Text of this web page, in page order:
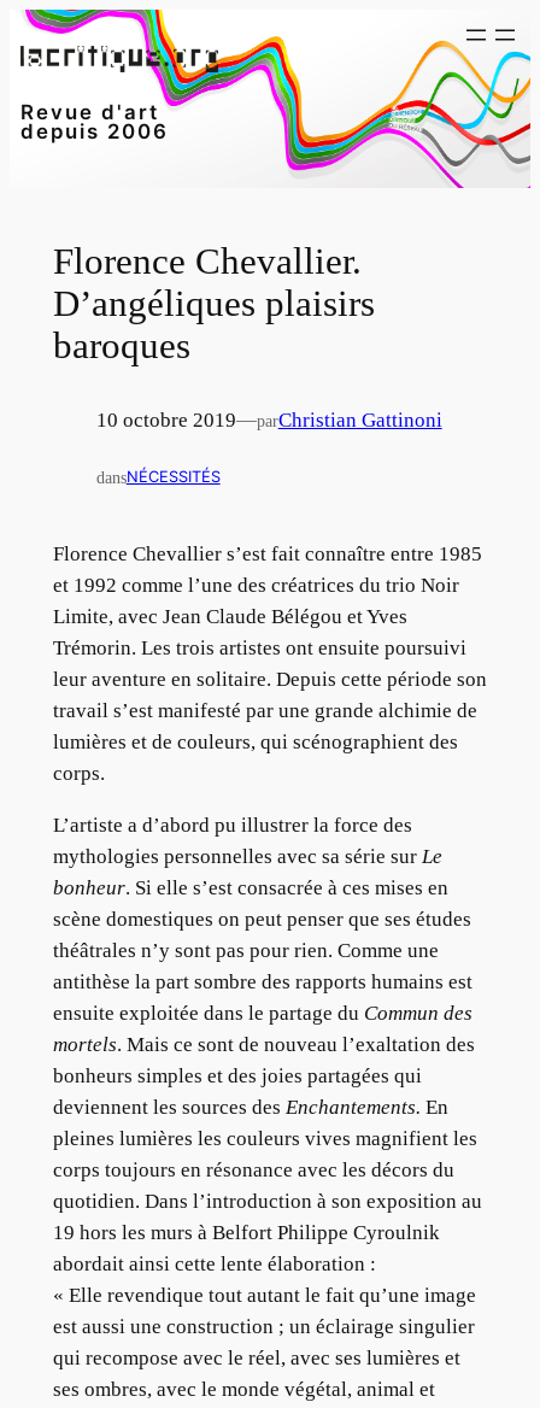
Aller
au
Revue d'art
depuis 2006
Florence Chevallier.
D’angéliques plaisirs
baroques
10 octobre 2019—parChristian Gattinoni
dansNÉCESSITÉS
Florence Chevallier s’est fait connaître entre 1985
et 1992 comme l’une des créatrices du trio Noir
Limite, avec Jean Claude Bélégou et Yves
Trémorin. Les trois artistes ont ensuite poursuivi
leur aventure en solitaire. Depuis cette période son
travail s’est manifesté par une grande alchimie de
lumières et de couleurs, qui scénographient des
corps.
L’artiste a d’abord pu illustrer la force des
mythologies personnelles avec sa série sur Le
bonheur. Si elle s’est consacrée à ces mises en
scène domestiques on peut penser que ses études
théâtrales n’y sont pas pour rien. Comme une
antithèse la part sombre des rapports humains est
ensuite exploitée dans le partage du Commun des
mortels. Mais ce sont de nouveau l’exaltation des
bonheurs simples et des joies partagées qui
deviennent les sources des Enchantements. En
pleines lumières les couleurs vives magnifient les
corps toujours en résonance avec les décors du
quotidien. Dans l’introduction à son exposition au
19 hors les murs à Belfort Philippe Cyroulnik
abordait ainsi cette lente élaboration :
« Elle revendique tout autant le fait qu’une image
est aussi une construction ; un éclairage singulier
qui recompose avec le réel, avec ses lumières et
ses ombres, avec le monde végétal, animal et